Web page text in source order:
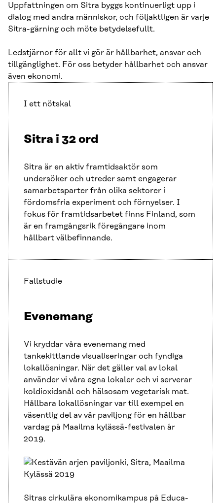
Uppfattningen om Sitra byggs kontinuerligt upp i
dialog med andra människor, och följaktligen är varje
Sitra-gärning och möte betydelsefullt.
Ledstjärnor för allt vi gör är hållbarhet, ansvar och
tillgänglighet. För oss betyder hållbarhet och ansvar
även ekonomi.
I ett nötskal
Sitra i 32 ord
Sitra är en aktiv framtidsaktör som
undersöker och utreder samt engagerar
samarbetsparter från olika sektorer i
fördomsfria experiment och förnyelser. I
fokus för framtidsarbetet finns Finland, som
är en framgångsrik föregångare inom
hållbart välbefinnande.
Fallstudie
Evenemang
Vi kryddar våra evenemang med
tankekittlande visualiseringar och fyndiga
lokallösningar. När det gäller val av lokal
använder vi våra egna lokaler och vi serverar
koldioxidsnål och hälsosam vegetarisk mat.
Hållbara lokallösningar var till exempel en
väsentlig del av vår paviljong för en hållbar
vardag på Maailma kylässä-festivalen år
2019.
Sitras cirkulära ekonomikampus på Educa-